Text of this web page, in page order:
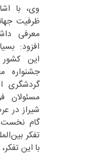
وی، با
ظرفیت
معرفی
افزود:
این کشور
جشنواره
گردشگری
مسئولان
شیراز در
گام نخست
تفکر
با این